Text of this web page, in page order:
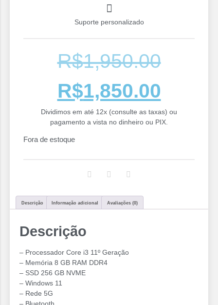
Suporte personalizado
R$1,950.00
R$1,850.00
Dividimos em até 12x (consulte as taxas) ou
pagamento a vista no dinheiro ou PIX.
Fora de estoque
Descrição Informação adicional Avaliações (0)
Descrição
– Processador Core i3 11º Geração
– Memória 8 GB RAM DDR4
– SSD 256 GB NVME
– Windows 11
– Rede 5G